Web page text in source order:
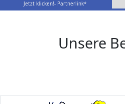
Jetzt klicken!- Partnerlink*
Unsere